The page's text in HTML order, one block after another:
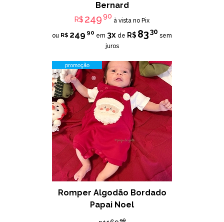
Bernard
R$ 24990
à vista no Pix
ou R$ 249 90 em 3x de R$ 8330
sem
juros
promoção
Romper Algodão Bordado
Papai Noel
90